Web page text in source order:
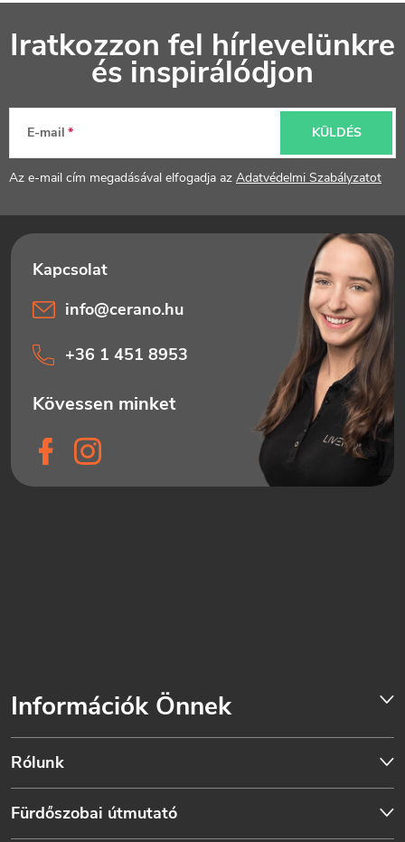
á
é
Iratkozzon fel hírlevelünkre
és inspirálódjon
E-mail
Az e-mail cím megadásával elfogadja az Adatvédelmi Szabályzatot
KÜLDÉS
Információk Önnek
Rólunk
Fürdőszobai útmutató
info@cerano.hu
+36 1 451 8953